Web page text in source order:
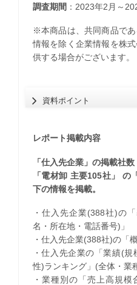
調査期間 ：2023年2月～
※本商品は、共同商品で
情報を除く企業情報を株
供する場合がございます。
資料ポイント
レポート掲載内容
「仕入先企業」の掲載社
「電材卸 主要105社」 の
下の情報を掲載。
・仕入先企業(388社)の
名・所在地・電話番号)」
・仕入先企業(388社)の「概
・仕入先企業の「業績(
性)ランキング」(全体・業
・業種別の「売上高規